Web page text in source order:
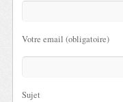
Votre email (obligatoire)
Sujet